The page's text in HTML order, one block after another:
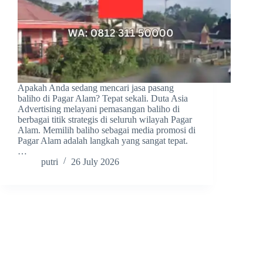
Apakah Anda sedang mencari jasa pasang
baliho di Pagar Alam? Tepat sekali. Duta Asia
Advertising melayani pemasangan baliho di
berbagai titik strategis di seluruh wilayah Pagar
Alam. Memilih baliho sebagai media promosi di
Pagar Alam adalah langkah yang sangat tepat.
…
putri
26 July 2026